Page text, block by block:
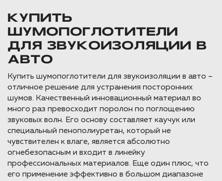
КУПИТЬ
ШУМОПОГЛОТИТЕЛИ
ДЛЯ ЗВУКОИЗОЛЯЦИИ В
АВТО
Купить шумопоглотители для звукоизоляции в авто –
отличное решение для устранения посторонних
шумов. Качественный инновационный материал во
много раз превосходит поролон по поглощению
звуковых волн. Его основу составляет каучук или
специальный пенополиуретан, который не
чувствителен к влаге, является абсолютно
огнебезопасным и входит в линейку
профессиональных материалов. Еще один плюс, что
его применение эффективно в большом диапазоне